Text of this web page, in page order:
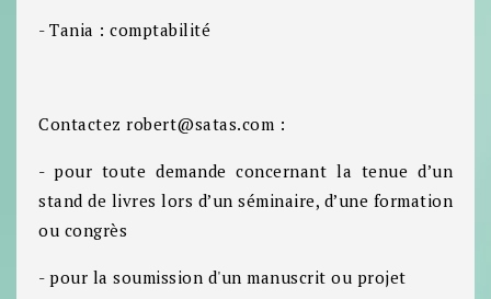
- Tania : comptabilité
Contactez robert@satas.com :
- pour toute demande concernant la tenue d’un
stand de livres lors d’un séminaire, d’une formation
ou congrès
- pour la soumission d'un manuscrit ou projet